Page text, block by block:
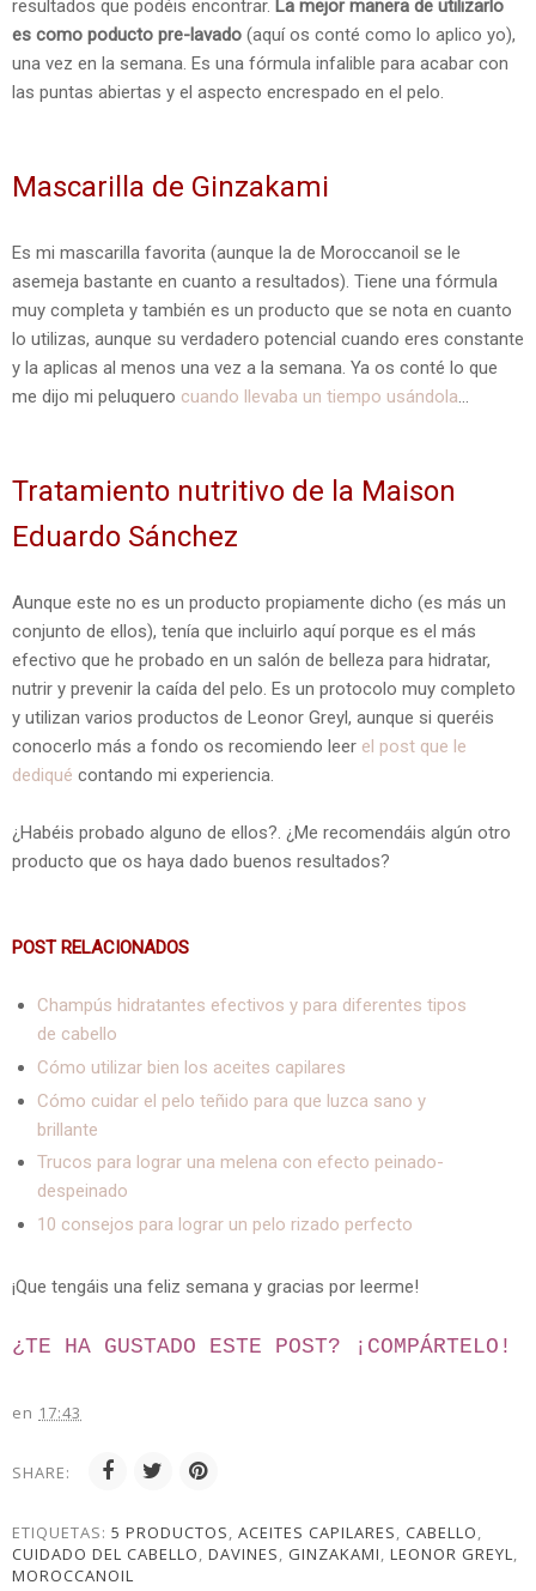
resultados que podéis encontrar. La mejor manera de utilizarlo
es como poducto pre-lavado (aquí os conté como lo aplico yo),
una vez en la semana. Es una fórmula infalible para acabar con
las puntas abiertas y el aspecto encrespado en el pelo.
Mascarilla de Ginzakami
Es mi mascarilla favorita (aunque la de Moroccanoil se le
asemeja bastante en cuanto a resultados). Tiene una fórmula
muy completa y también es un producto que se nota en cuanto
lo utilizas, aunque su verdadero potencial cuando eres constante
y la aplicas al menos una vez a la semana. Ya os conté lo que
me dijo mi peluquero cuando llevaba un tiempo usándola...
Tratamiento nutritivo de la Maison
Eduardo Sánchez
Aunque este no es un producto propiamente dicho (es más un
conjunto de ellos), tenía que incluirlo aquí porque es el más
efectivo que he probado en un salón de belleza para hidratar,
nutrir y prevenir la caída del pelo. Es un protocolo muy completo
y utilizan varios productos de Leonor Greyl, aunque si queréis
conocerlo más a fondo os recomiendo leer el post que le
dediqué contando mi experiencia.
¿Habéis probado alguno de ellos?. ¿Me recomendáis algún otro
producto que os haya dado buenos resultados?
POST RELACIONADOS
Champús hidratantes efectivos y para diferentes tipos
de cabello
Cómo utilizar bien los aceites capilares
Cómo cuidar el pelo teñido para que luzca sano y
brillante
Trucos para lograr una melena con efecto peinado-
despeinado
10 consejos para lograr un pelo rizado perfecto
¡Que tengáis una feliz semana y gracias por leerme!
¿TE HA GUSTADO ESTE POST? ¡ COMPÁRTELO!
en 17:43
SHARE:
ETIQUETAS: 5 PRODUCTOS, ACEITES CAPILARES, CABELLO,
CUIDADO DEL CABELLO, DAVINES, GINZAKAMI, LEONOR GREYL,
MOROCCANOIL